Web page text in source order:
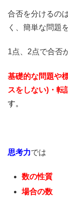
合否を分けるの
く、簡単な問題
1点、2点で合否
基礎的な問題や
スをしない)・転
す。
思考力では
数の性質
場合の数